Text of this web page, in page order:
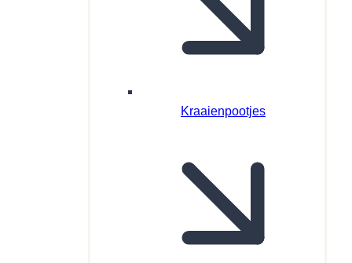
Kraaienpootjes